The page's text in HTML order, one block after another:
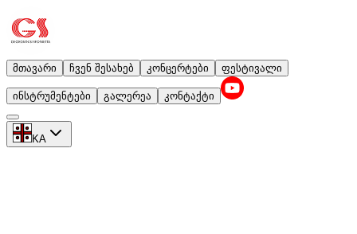
მთავარი ჩვენ შესახებ კონცერტები ფესტივალი
ინსტრუმენტები გალერეა კონტაქტი
KA